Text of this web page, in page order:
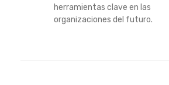
herramientas clave en las
organizaciones del futuro.